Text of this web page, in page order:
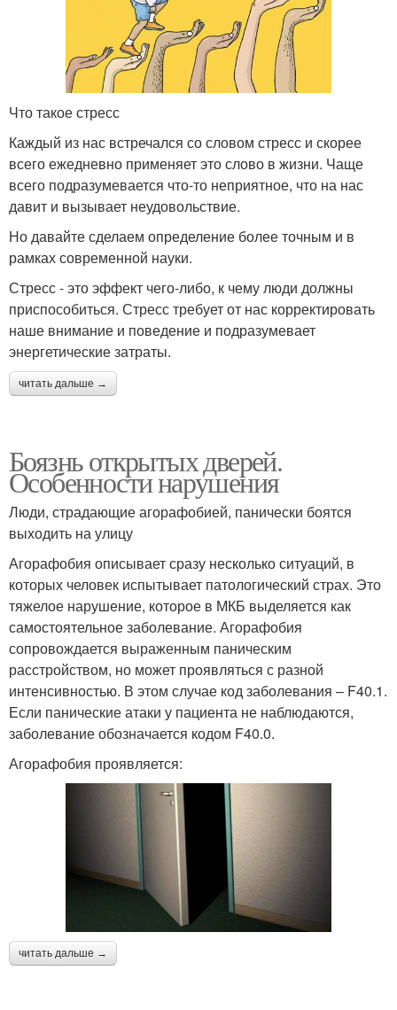
Что такое стресс
Каждый из нас встречался со словом стресс и скорее
всего ежедневно применяет это слово в жизни. Чаще
всего подразумевается что-то неприятное, что на нас
давит и вызывает неудовольствие.
Но давайте сделаем определение более точным и в
рамках современной науки.
Стресс - это эффект чего-либо, к чему люди должны
приспособиться. Стресс требует от нас корректировать
наше внимание и поведение и подразумевает
энергетические затраты.
читать дальше →
Боязнь открытых дверей.
Особенности нарушения
Люди, страдающие агорафобией, панически боятся
выходить на улицу
Агорафобия описывает сразу несколько ситуаций, в
которых человек испытывает патологический страх. Это
тяжелое нарушение, которое в МКБ выделяется как
самостоятельное заболевание. Агорафобия
сопровождается выраженным паническим
расстройством, но может проявляться с разной
интенсивностью. В этом случае код заболевания – F40.1.
Если панические атаки у пациента не наблюдаются,
заболевание обозначается кодом F40.0.
Агорафобия проявляется:
читать дальше →